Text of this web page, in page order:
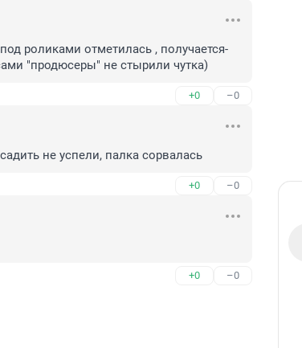
роликами отметилась , получается-
"продюсеры" не стырили чутка)
+0 –0
не успели, палка сорвалась
+0 –0
+0 –0